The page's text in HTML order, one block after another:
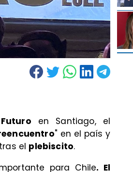
en Santiago, el
" en el país y
el plebiscito.
para Chile. El